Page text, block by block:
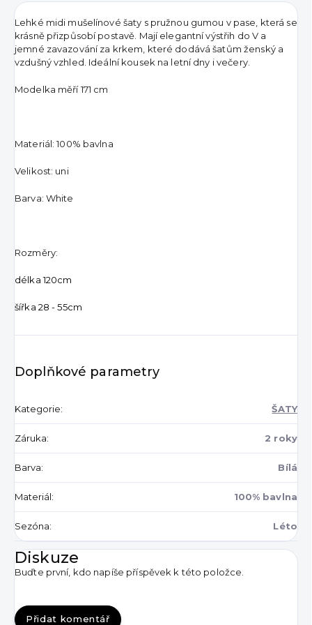
Lehké midi mušelínové šaty s pružnou gumou v pase, která se
krásně přizpůsobí postavě. Mají elegantní výstřih do V a
jemné zavazování za krkem, které dodává šatům ženský a
vzdušný vzhled. Ideální kousek na letní dny i večery.
Modelka měří 171 cm
Materiál: 100% bavlna
Velikost: uni
Barva: White
Rozměry:
délka 120cm
šířka 28 - 55cm
Doplňkové parametry
Kategorie: ŠATY
Záruka: 2 roky
Barva: Bílá
Materiál: 100% bavlna
Sezóna: Léto
Diskuze
Buďte první, kdo napíše příspěvek k této položce.
Přidat komentář